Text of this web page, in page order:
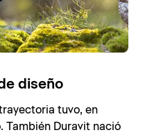
diseño
tuvo, en
También Duravit nació